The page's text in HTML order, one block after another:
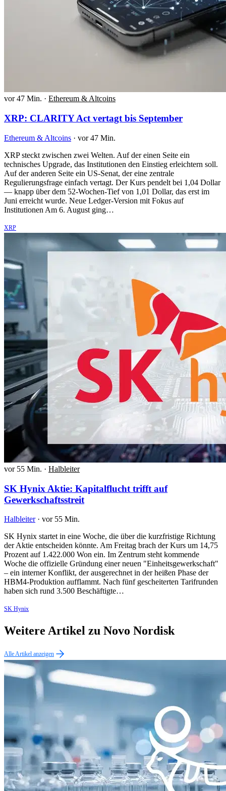
vor 47 Min. · Ethereum & Altcoins
XRP: CLARITY Act vertagt bis September
Ethereum & Altcoins · vor 47 Min.
XRP steckt zwischen zwei Welten. Auf der einen Seite ein
technisches Upgrade, das Institutionen den Einstieg erleichtern soll.
Auf der anderen Seite ein US-Senat, der eine zentrale
Regulierungsfrage einfach vertagt. Der Kurs pendelt bei 1,04 Dollar
— knapp über dem 52-Wochen-Tief von 1,01 Dollar, das erst im
Juni erreicht wurde. Neue Ledger-Version mit Fokus auf
Institutionen Am 6. August ging…
XRP
vor 55 Min. · Halbleiter
SK Hynix Aktie: Kapitalflucht trifft auf
Gewerkschaftsstreit
Halbleiter · vor 55 Min.
SK Hynix startet in eine Woche, die über die kurzfristige Richtung
der Aktie entscheiden könnte. Am Freitag brach der Kurs um 14,75
Prozent auf 1.422.000 Won ein. Im Zentrum steht kommende
Woche die offizielle Gründung einer neuen "Einheitsgewerkschaft"
– ein interner Konflikt, der ausgerechnet in der heißen Phase der
HBM4-Produktion aufflammt. Nach fünf gescheiterten Tarifrunden
haben sich rund 3.500 Beschäftigte…
SK Hynix
Weitere Artikel zu Novo Nordisk
Alle Artikel anzeigen